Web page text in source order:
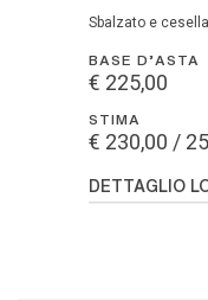
Sbalzato e
BASE D'ASTA
€ 225,00
STIMA
€ 230,00 /
DETTAGLIO